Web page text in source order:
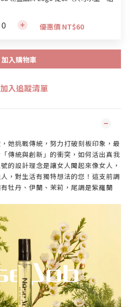
優惠價 NT$60
加入購物車
加入追蹤清單
她挑戰傳統，努力打破刻板印象，最
傳統與創新」的衝突，如何活出真我
的設計理念是讓女人聞起來像女人，
，對生活有獨特想法的您！這支前調
牡丹、伊蘭、茉莉，尾調是紫羅蘭